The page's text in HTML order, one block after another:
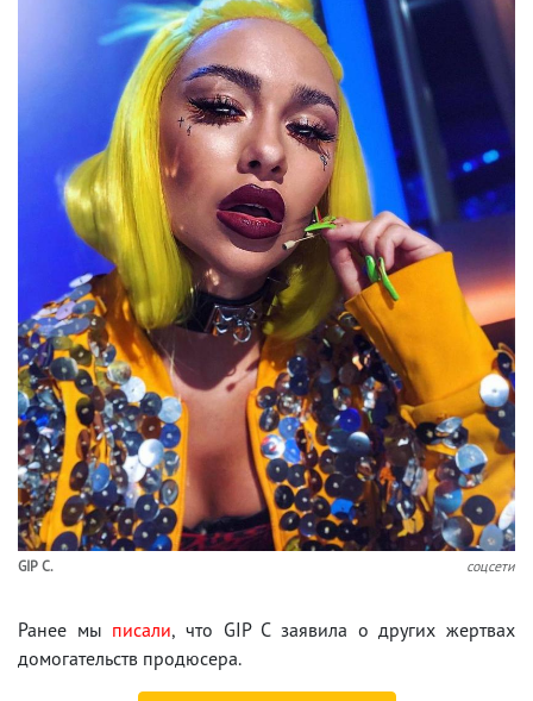
GIP C. соцсети
Ранее мы писали, что GIP C заявила о других жертвах
домогательств продюсера.